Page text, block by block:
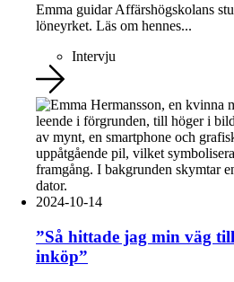
Emma guidar Affärshögskolans
löneyrket. Läs om hennes...
Intervju
2024-10-14
”Så hittade jag min väg
inköp”